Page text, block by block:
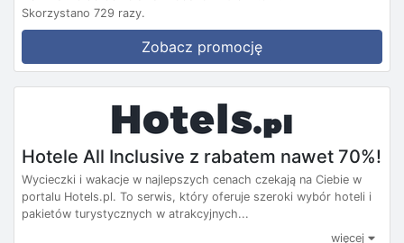
Skorzystano 729 razy.
Zobacz promocję
Hotele All Inclusive z rabatem nawet 70%!
Wycieczki i wakacje w najlepszych cenach czekają na Ciebie w
portalu Hotels.pl. To serwis, który oferuje szeroki wybór hoteli i
pakietów turystycznych w atrakcyjnych...
więcej